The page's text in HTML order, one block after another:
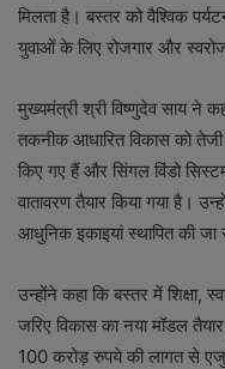
मिलता है। बस्तर को वैश्विक
युवाओं के लिए रोजगार और
मुख्यमंत्री श्री विष्णुदेव साय ने
तकनीक आधारित विकास को
किए गए हैं और सिंगल विंडो
वातावरण तैयार किया गया है।
आधुनिक इकाइयां स्थापित की जा
उन्होंने कहा कि बस्तर में
जरिए विकास का नया मॉडल
100 करोड़ रुपये की लागत से